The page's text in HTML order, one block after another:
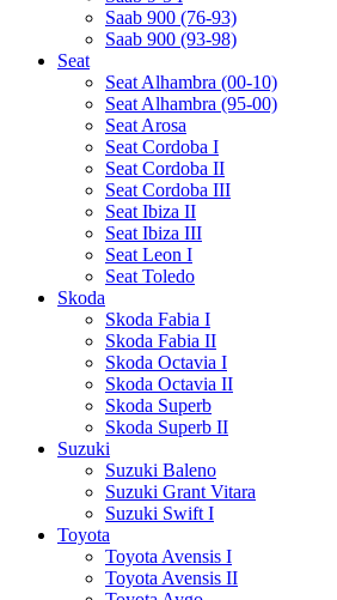
Saab 900 (76-93)
Saab 900 (93-98)
Seat
Seat Alhambra (00-10)
Seat Alhambra (95-00)
Seat Arosa
Seat Cordoba I
Seat Cordoba II
Seat Cordoba III
Seat Ibiza II
Seat Ibiza III
Seat Leon I
Seat Toledo
Skoda
Skoda Fabia I
Skoda Fabia II
Skoda Octavia I
Skoda Octavia II
Skoda Superb
Skoda Superb II
Suzuki
Suzuki Baleno
Suzuki Grant Vitara
Suzuki Swift I
Toyota
Toyota Avensis I
Toyota Avensis II